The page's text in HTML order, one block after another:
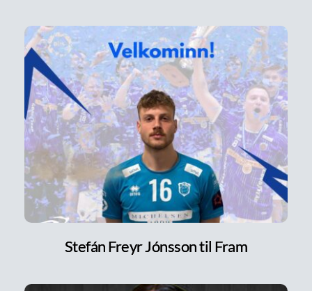
Stefán Freyr Jónsson til Fram